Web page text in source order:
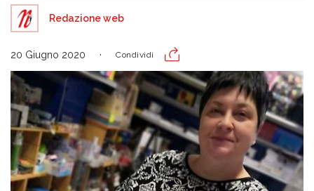
Redazione web
20 Giugno 2020 Condividi